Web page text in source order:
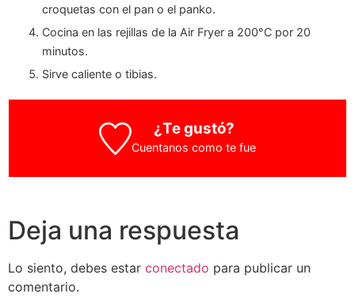
croquetas con el pan o el panko.
Cocina en las rejillas de la Air Fryer a 200°C por 20
minutos.
Sirve caliente o tibias.
¿Te gustó?
Cuentanos como te fue
Deja una respuesta
Lo siento, debes estar conectado para publicar un
comentario.